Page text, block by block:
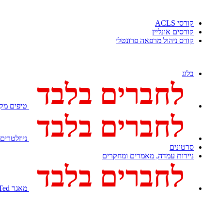
קורסי ACLS
קורסים אונליין
קורס ניהול מרפאה פרונטלי
בלוג
לחברים בלבד טיפים
לחברים בלבד
ניוזלטרים
סרטונים
ניירות עמדה, מאמרים ומחקרים
לחברים בלבד מאגר Med Ted